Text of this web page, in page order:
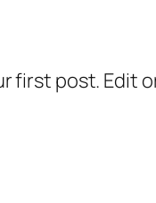
first post.